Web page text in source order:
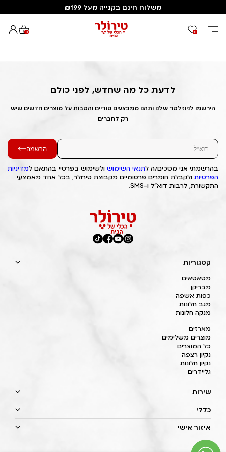
משלוח חינם בקנייה מעל ₪199
0 0
דף הבית Out of Stock Alert 2025/04/05 1743876747
לדעת כל מה שחדש, לפני כולם
הירשמו לניוזלטר שלנו ותהנו ממבצעים סודיים והטבות על מוצרים חדשים שיש
רק לחברים
הרשמה
בהרשמתי אני מסכים/ה לתנאי השימוש ולשימוש בפרטיי בהתאם למדיניות
הפרטיות ולקבלת חומרים פרסומיים מקבוצת טירולר, בכל אחד מאמצעי
התקשורת, לרבות דוא"ל ו-SMS.
קטגוריות
מטאטאים
מבריקן
כפות אשפה
מגב חלונות
מנקה חלונות
מארזים
מוצרים משלימים
כל המוצרים
נקיון רצפה
נקיון חלונות
גליידרים
שירות
כללי
איזור אישי